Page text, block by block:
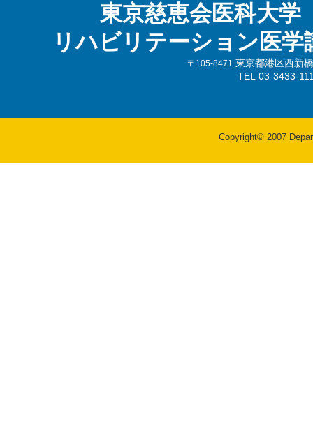
東京慈恵会医科大学
リハビリテーション医学
〒105-8471
東京都港区西新
TEL 03-3433-
Copyright© 2007